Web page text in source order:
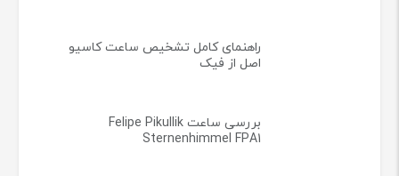
راهنمای کامل تشخیص ساعت کاسیو
اصل از فیک
بررسی ساعت Felipe Pikullik
Sternenhimmel FPA1